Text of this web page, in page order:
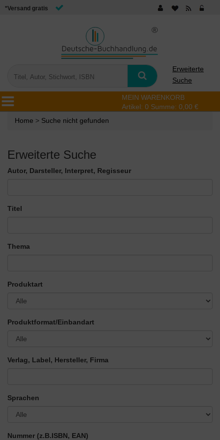
*Versand gratis
Erweiterte
Suche
MEIN WARENKORB
Artikel: 0 Summe: 0,00 €
Home > Suche nicht gefunden
Erweiterte Suche
Autor, Darsteller, Interpret, Regisseur
Titel
Thema
Produktart
Produktformat/Einbandart
Verlag, Label, Hersteller, Firma
Sprachen
Nummer (z.B.ISBN, EAN)